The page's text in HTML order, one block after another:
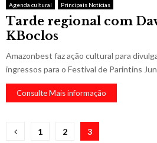
Agenda cultural Principais Notícias
Tarde regional com
KBoclos
Amazonbest faz ação cultural para
ingressos para o Festival de Parintins
Consulte Mais informação
Paginação
1 2 3